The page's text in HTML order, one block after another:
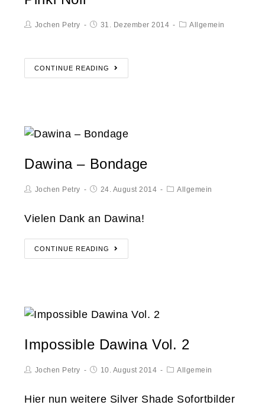
Jochen Petry 31. Dezember 2014 Allgemein
CONTINUE READING
Dawina – Bondage
Jochen Petry 24. August 2014 Allgemein
Vielen Dank an Dawina!
CONTINUE READING
Impossible Dawina Vol. 2
Jochen Petry 10. August 2014 Allgemein
Hier nun weitere Silver Shade Sofortbilder